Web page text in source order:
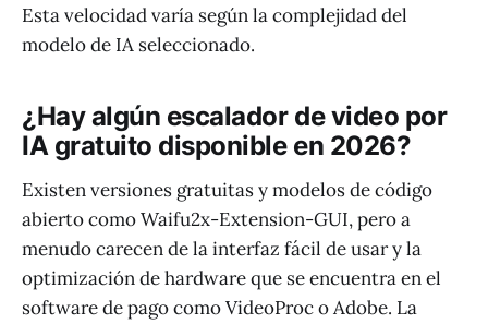
Esta velocidad varía según la complejidad del
modelo de IA seleccionado.
¿Hay algún escalador de video por
IA gratuito disponible en 2026?
Existen versiones gratuitas y modelos de código
abierto como Waifu2x-Extension-GUI, pero a
menudo carecen de la interfaz fácil de usar y la
optimización de hardware que se encuentra en el
software de pago como VideoProc o Adobe. La